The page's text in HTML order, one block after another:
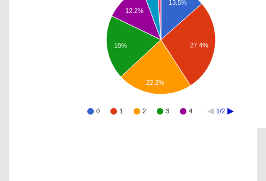
0 1 2 3 4 1/2
13.5%
27.4%
12.2%
19%
22.2%